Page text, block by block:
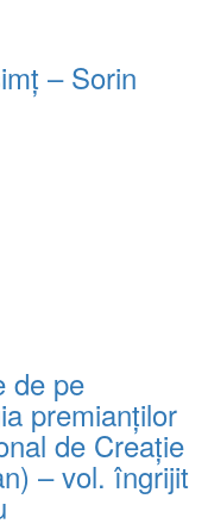
– Sorin
de pe
premianţilor
de Creaţie
– vol. îngrijit